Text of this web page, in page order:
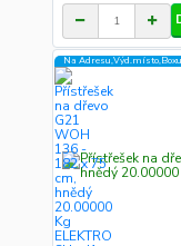
Na Adresu,Výd.místo,Boxu